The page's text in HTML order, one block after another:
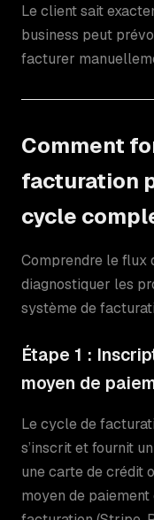
Le client sait
business peut
facturer
Comment
facturation
cycle
Comprendre le flux
diagnostiquer les
système de
Étape 1 :
moyen de
Le cycle de
s’inscrit et fournit
une carte de crédit
moyen de